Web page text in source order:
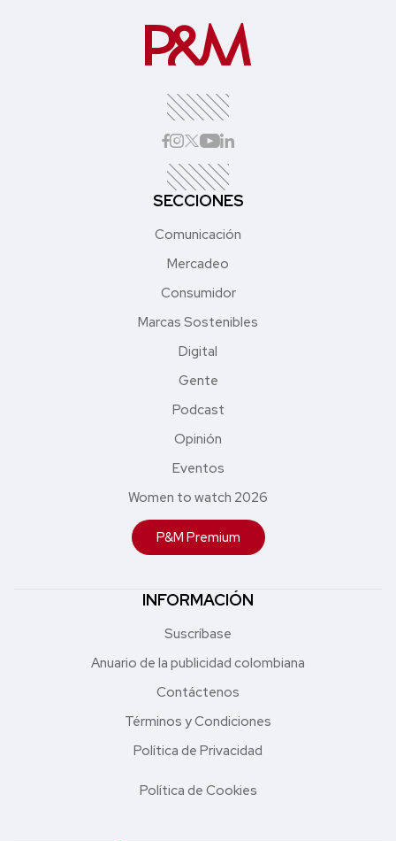
SECCIONES
Comunicación
Mercadeo
Consumidor
Marcas Sostenibles
Digital
Gente
Podcast
Opinión
Eventos
Women to watch 2026
P&M Premium
INFORMACIÓN
Suscríbase
Anuario de la publicidad colombiana
Contáctenos
Términos y Condiciones
Política de Privacidad
Política de Cookies